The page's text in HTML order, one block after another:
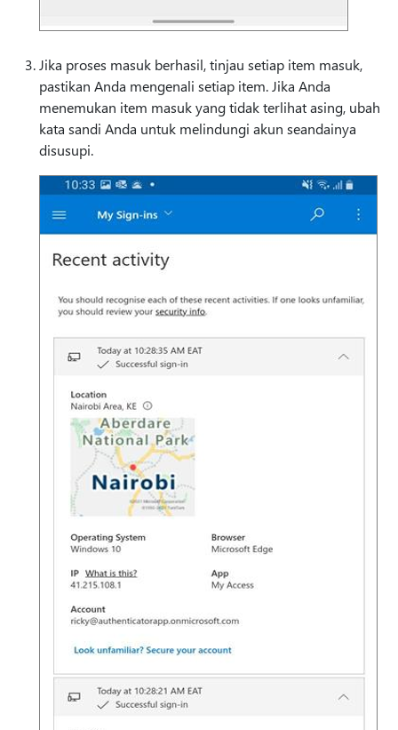
Jika proses masuk berhasil, tinjau setiap item masuk,
pastikan Anda mengenali setiap item. Jika Anda
menemukan item masuk yang tidak terlihat asing, ubah
kata sandi Anda untuk melindungi akun seandainya
disusupi.